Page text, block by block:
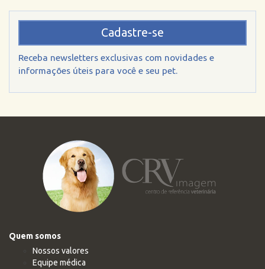
Cadastre-se
Receba newsletters exclusivas com novidades e
informações úteis para você e seu pet.
Quem somos
Nossos valores
Equipe médica